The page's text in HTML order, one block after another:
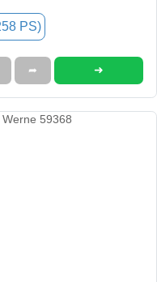
PS)
➦ ➜